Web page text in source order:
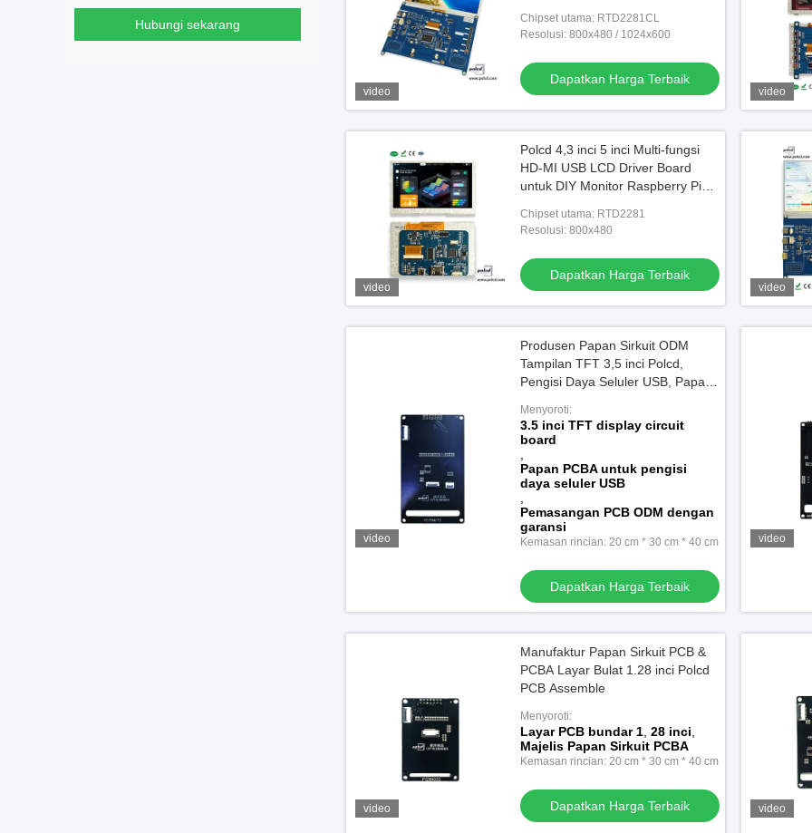
Hubungi sekarang
video
Chipset utama: RTD2281CL
Resolusi: 800x480 / 1024x600
Dapatkan Harga Terbaik
video
video
Polcd 4,3 inci 5 inci Multi-fungsi
HD-MI USB LCD Driver Board
untuk DIY Monitor Raspberry Pi
Chipset utama: RTD2281
Resolusi: 800x480
Dapatkan Harga Terbaik
video
video
Produsen Papan Sirkuit ODM
Tampilan TFT 3,5 inci Polcd,
Pengisi Daya Seluler USB, Papan
Menyoroti:
3.5 inci TFT display circuit
board
Papan PCBA untuk pengisi
daya seluler USB
Pemasangan PCB ODM dengan
garansi
Kemasan rincian: 20 cm * 30 cm * 40 cm
Dapatkan Harga Terbaik
video
video
Manufaktur Papan Sirkuit PCB &
PCBA Layar Bulat 1.28 inci Polcd
PCB Assemble
Menyoroti:
Layar PCB bundar 1 28 inci
Majelis Papan Sirkuit PCBA
Kemasan rincian: 20 cm * 30 cm * 40 cm
Dapatkan Harga Terbaik video